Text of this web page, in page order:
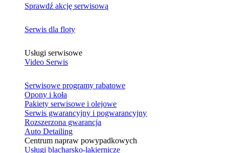
Sprawdź akcję serwisową
Serwis dla floty
Usługi serwisowe
Video Serwis
Serwisowe programy rabatowe
Opony i koła
Pakiety serwisowe i olejowe
Serwis gwarancyjny i pogwarancyjny
Rozszerzona gwarancja
Auto Detailing
Centrum napraw powypadkowych
Usługi blacharsko-lakiernicze